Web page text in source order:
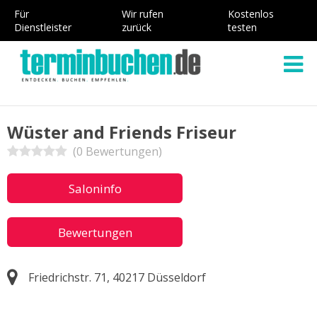
Für
Dienstleister
Wir rufen
zurück
Kostenlos
testen
Wüster and Friends Friseur
(0 Bewertungen)
Saloninfo
Bewertungen
Friedrichstr. 71, 40217 Düsseldorf